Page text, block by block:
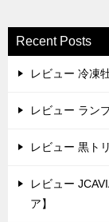
Recent Posts
レビュー 冷凍
レビュー ラン
レビュー 黒ト
レビュー
ア】